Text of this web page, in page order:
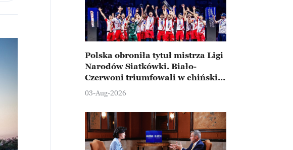
Polska obroniła tytuł mistrza Ligi
Narodów Siatkówki. Biało-
Czerwoni triumfowali w chińskim
Ningbo
03-Aug-2026